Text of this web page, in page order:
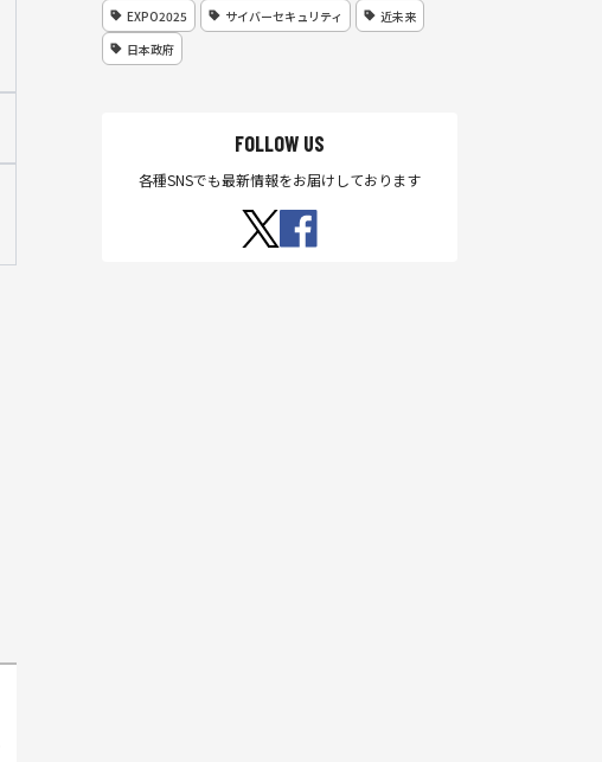
EXPO2025
サイバーセキュリティ
近未来
日本政府
FOLLOW US
各種SNSでも最新情報をお届けしております